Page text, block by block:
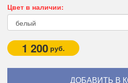
Цвет в наличии:
1 200 руб.